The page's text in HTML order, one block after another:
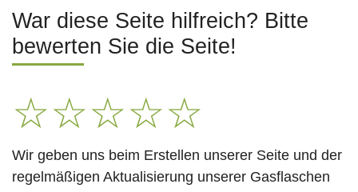
War diese Seite hilfreich? Bitte
bewerten Sie die Seite!
☆☆☆☆☆
Wir geben uns beim Erstellen unserer Seite und der
regelmäßigen Aktualisierung unserer Gasflaschen